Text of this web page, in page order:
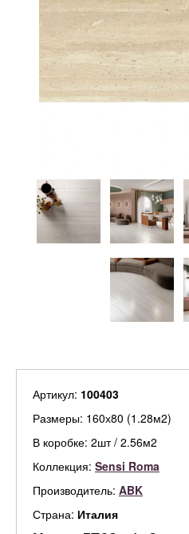
Артикул: 100403
Размеры: 160х80 (1.28м2)
В коробке: 2шт / 2.56м2
Коллекция: Sensi Roma
Производитель: ABK
Страна: Италия